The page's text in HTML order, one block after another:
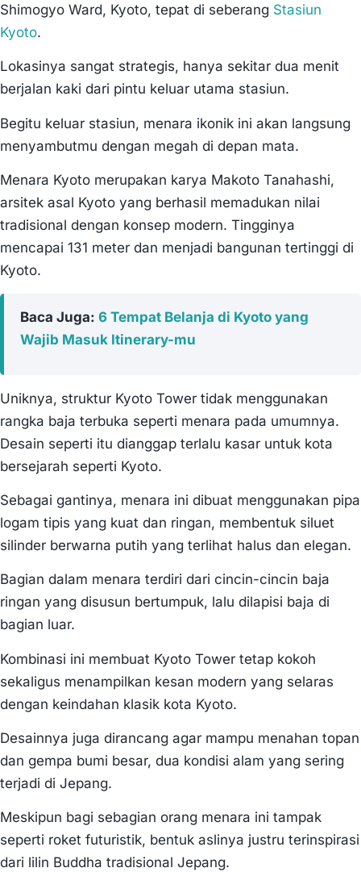
Shimogyo Ward, Kyoto, tepat di seberang Stasiun
Kyoto.
Lokasinya sangat strategis, hanya sekitar dua menit
berjalan kaki dari pintu keluar utama stasiun.
Begitu keluar stasiun, menara ikonik ini akan langsung
menyambutmu dengan megah di depan mata.
Menara Kyoto merupakan karya Makoto Tanahashi,
arsitek asal Kyoto yang berhasil memadukan nilai
tradisional dengan konsep modern. Tingginya
mencapai 131 meter dan menjadi bangunan tertinggi di
Kyoto.
Baca Juga: 6 Tempat Belanja di Kyoto yang
Wajib Masuk Itinerary-mu
Uniknya, struktur Kyoto Tower tidak menggunakan
rangka baja terbuka seperti menara pada umumnya.
Desain seperti itu dianggap terlalu kasar untuk kota
bersejarah seperti Kyoto.
Sebagai gantinya, menara ini dibuat menggunakan pipa
logam tipis yang kuat dan ringan, membentuk siluet
silinder berwarna putih yang terlihat halus dan elegan.
Bagian dalam menara terdiri dari cincin-cincin baja
ringan yang disusun bertumpuk, lalu dilapisi baja di
bagian luar.
Kombinasi ini membuat Kyoto Tower tetap kokoh
sekaligus menampilkan kesan modern yang selaras
dengan keindahan klasik kota Kyoto.
Desainnya juga dirancang agar mampu menahan topan
dan gempa bumi besar, dua kondisi alam yang sering
terjadi di Jepang.
Meskipun bagi sebagian orang menara ini tampak
seperti roket futuristik, bentuk aslinya justru terinspirasi
dari lilin Buddha tradisional Jepang.